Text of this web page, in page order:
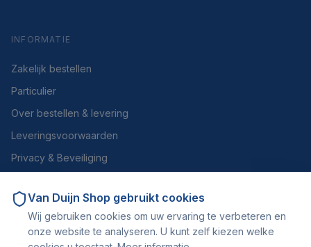
INFORMATIE
Zakelijk bestellen
Particulier
Over bestellen & levering
Leveringsvoorwaarden
Privacy & Beveiliging
Over ons
Contact
Van Duijn Shop gebruikt cookies
Wij gebruiken cookies om uw ervaring te verbeteren en
onze website te analyseren. U kunt zelf kiezen welke